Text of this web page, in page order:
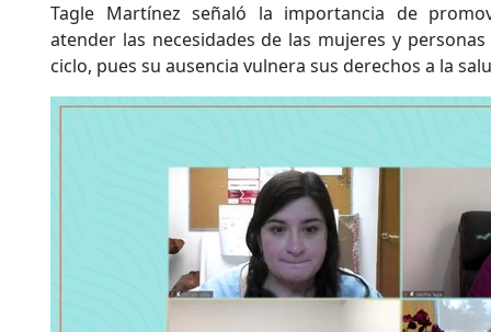
Tagle Martínez señaló la importancia de
atender las necesidades de las mujeres y
ciclo, pues su ausencia vulnera sus derechos a la